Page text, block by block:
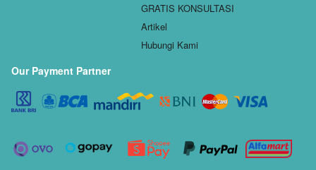
GRATIS KONSULTASI
Artikel
Hubungi Kami
Our Payment Partner